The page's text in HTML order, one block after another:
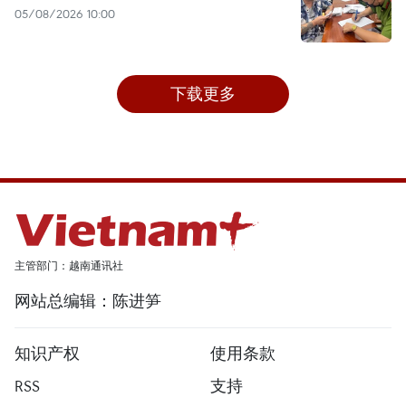
05/08/2026 10:00
下载更多
主管部门：越南通讯社
网站总编辑：陈进笋
知识产权
使用条款
RSS
支持